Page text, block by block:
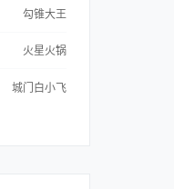
勾锥大王
火星火锅
城门白小飞